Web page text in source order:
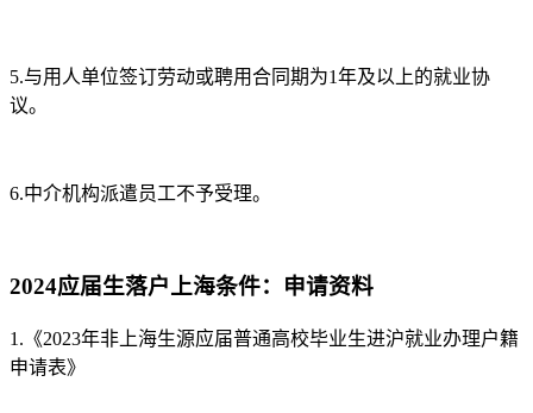
5.与用人单位签订劳动或聘用合同期为1年及以上的就业协
议。
6.中介机构派遣员工不予受理。
2024应届生落户上海条件：申请资料
1.《2023年非上海生源应届普通高校毕业生进沪就业办理户籍
申请表》